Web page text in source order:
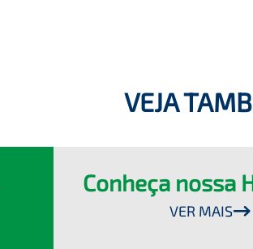
VEJA
Conheça nossa
VER MAIS